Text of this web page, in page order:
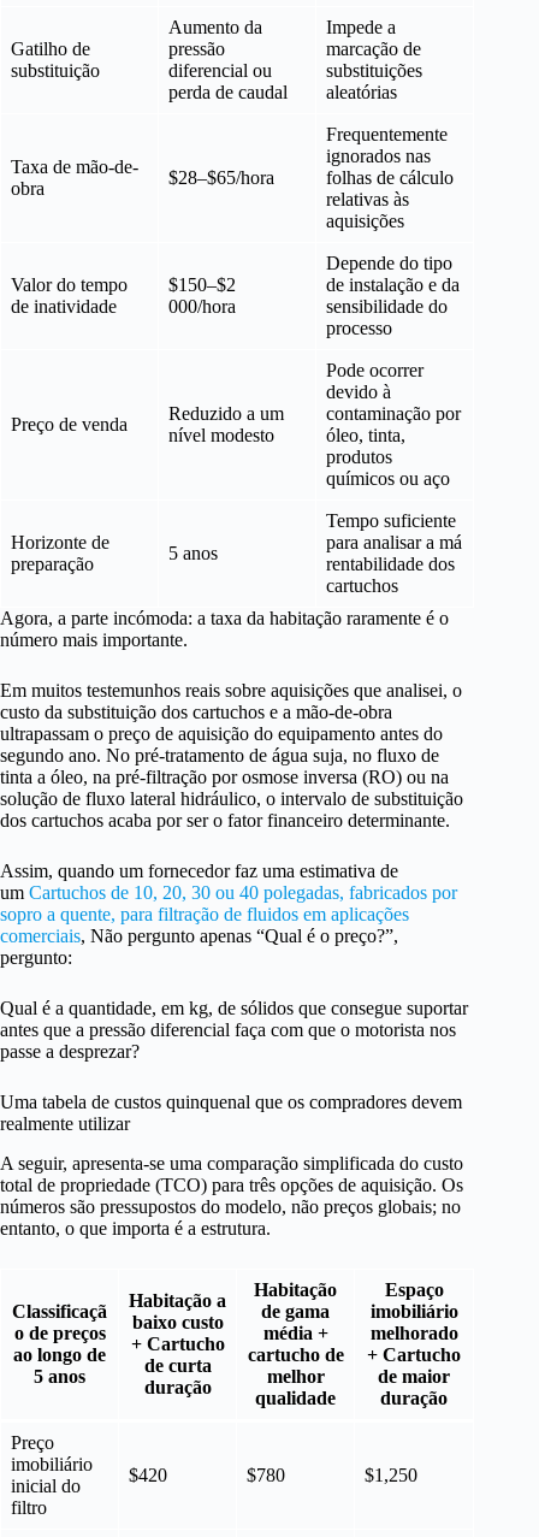
Gatilho de
substituição
Aumento da
pressão
diferencial ou
perda de caudal
Impede a
marcação de
substituições
aleatórias
Taxa de mão-de-
obra
$28–$65/hora
Frequentemente
ignorados nas
folhas de cálculo
relativas às
aquisições
Valor do tempo
de inatividade
$150–$2
000/hora
Depende do tipo
de instalação e da
sensibilidade do
processo
Preço de venda
Reduzido a um
nível modesto
Pode ocorrer
devido à
contaminação por
óleo, tinta,
produtos
químicos ou aço
Horizonte de
preparação
5 anos
Tempo suficiente
para analisar a má
rentabilidade dos
cartuchos
Agora, a parte incómoda: a taxa da habitação raramente é o
número mais importante.
Em muitos testemunhos reais sobre aquisições que analisei, o
custo da substituição dos cartuchos e a mão-de-obra
ultrapassam o preço de aquisição do equipamento antes do
segundo ano. No pré-tratamento de água suja, no fluxo de
tinta a óleo, na pré-filtração por osmose inversa (RO) ou na
solução de fluxo lateral hidráulico, o intervalo de substituição
dos cartuchos acaba por ser o fator financeiro determinante.
Assim, quando um fornecedor faz uma estimativa de
um Cartuchos de 10, 20, 30 ou 40 polegadas, fabricados por
sopro a quente, para filtração de fluidos em aplicações
comerciais, Não pergunto apenas “Qual é o preço?”,
pergunto:
Qual é a quantidade, em kg, de sólidos que consegue suportar
antes que a pressão diferencial faça com que o motorista nos
passe a desprezar?
Uma tabela de custos quinquenal que os compradores devem
realmente utilizar
A seguir, apresenta-se uma comparação simplificada do custo
total de propriedade (TCO) para três opções de aquisição. Os
números são pressupostos do modelo, não preços globais; no
entanto, o que importa é a estrutura.
Classificaçã
o de preços
ao longo de
5 anos
Habitação a
baixo custo
+ Cartucho
de curta
duração
Habitação
de gama
média +
cartucho de
melhor
qualidade
Espaço
imobiliário
melhorado
+ Cartucho
de maior
duração
Preço
imobiliário
inicial do
filtro
$420 $780 $1,250